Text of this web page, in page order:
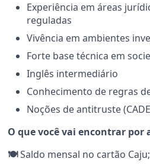
Experiência em áreas
reguladas
Vivência em ambientes
Forte base técnica em
Inglês intermediário
Conhecimento de regras
Noções de antitruste
O que você vai encontrar por
🍽️Saldo mensal no cartão Caju;